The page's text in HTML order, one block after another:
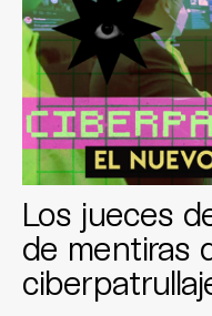
Los jueces
de mentiras